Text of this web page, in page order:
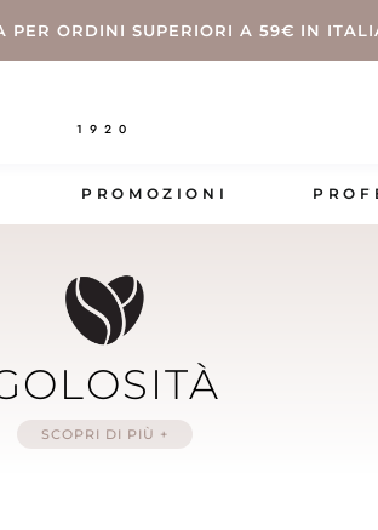
PER ORDINI SUPERIORI A 59€ IN
1920
PROMOZIONI
SCOPRI DI PIÙ +